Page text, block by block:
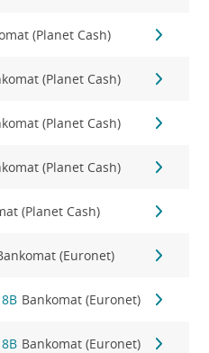
(Planet Cash)
(Planet Cash)
(Planet Cash)
(Planet Cash)
(Planet Cash)
(Euronet)
Bankomat (Euronet)
Bankomat (Euronet)